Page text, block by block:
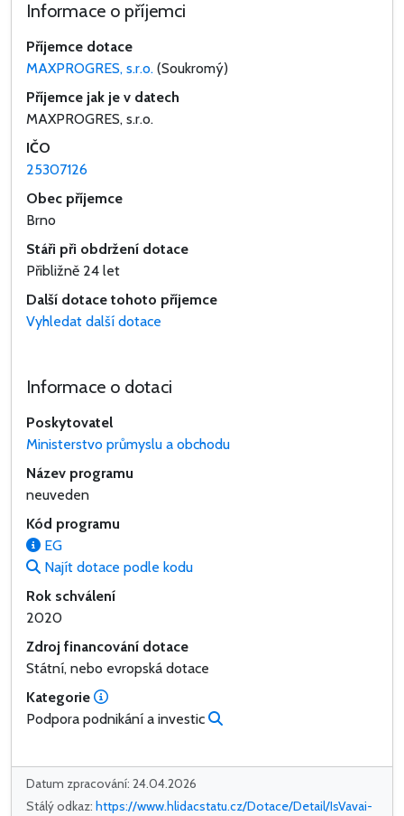
Informace o příjemci
Příjemce dotace
MAXPROGRES, s.r.o. (Soukromý)
Příjemce jak je v datech
MAXPROGRES, s.r.o.
IČO
25307126
Obec příjemce
Brno
Stáři při obdržení dotace
Přibližně 24 let
Další dotace tohoto příjemce
Vyhledat další dotace
Informace o dotaci
Poskytovatel
Ministerstvo průmyslu a obchodu
Název programu
neuveden
Kód programu
EG
Najít dotace podle kodu
Rok schválení
2020
Zdroj financování dotace
Státní, nebo evropská dotace
Kategorie
Podpora podnikání a investic
Datum zpracování: 24.04.2026
Stálý odkaz: https://www.hlidacstatu.cz/Dotace/Detail/IsVavai-